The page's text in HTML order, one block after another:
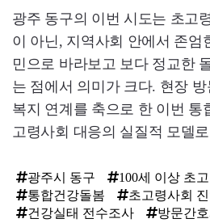
광주 동구의 이번 시도는 초고
이 아닌, 지역사회 안에서 존엄
민으로 바라보고 보다 정교한
는 점에서 의미가 크다. 현장 방
복지 연계를 축으로 한 이번 통
고령사회 대응의 실질적 모델
광주시 동구
100세 이상 초
통합건강돌봄
초고령사회
건강실태 전수조사
방문간